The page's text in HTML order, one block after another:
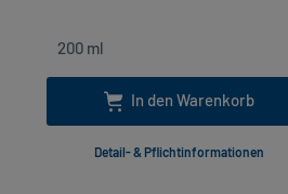
In den Warenkorb
Detail- & Pflichtinformationen